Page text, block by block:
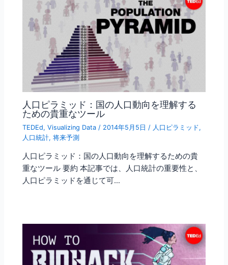
人口ピラミッド：国の人口動向を理解する
ための貴重なツール
TEDEd,Visualizing Data / 2014年5月5日 / 人口ピラミッド,
人口統計,将来予測
人口ピラミッド：国の人口動向を理解するための貴
重なツール 要約 本記事では、人口統計の重要性と、
人口ピラミッドを通じて可…